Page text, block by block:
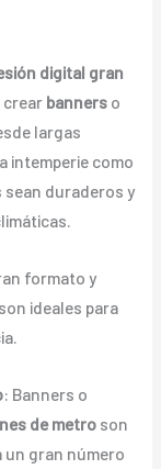
digital gran
crear bannerso
largas
intemperie como
duraderos y
formato y
ideales para
: Banners o
de metro son
un gran número